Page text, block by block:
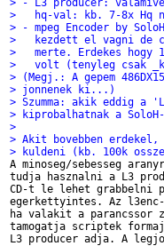
> - L3 producer:
>   hq-val: kb. 7-8x Hq
> - mpeg Encoder by
>   kezdett el vagni de
>   merte. Erdekes
>   volt (tenyleg csak
> (Megj.: A gepem
> jonnenek ki...)
> Szumma: akik eddig a
> kiprobalhatnak a
>
> Akit bovebben erdekel,
> kuldeni (kb. 100k
A minoseg/sebesseg
tudja hasznalni a L3
CD-t le lehet grabbelni
egerkettyintes. Az
ha valakit a parancssor
tamogatja scriptek
L3 producer adja. A